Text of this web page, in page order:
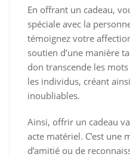
En offrant un cadeau,
spéciale avec la
témoignez votre
soutien d’une manière
don transcende les
les individus, créant
inoubliables.
Ainsi, offrir un cadeau
acte matériel. C’est une
d’amitié ou de